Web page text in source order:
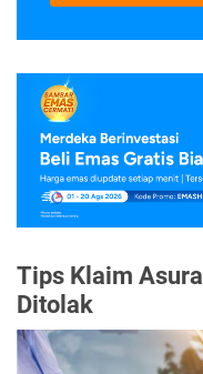
Tips Klaim
Ditolak